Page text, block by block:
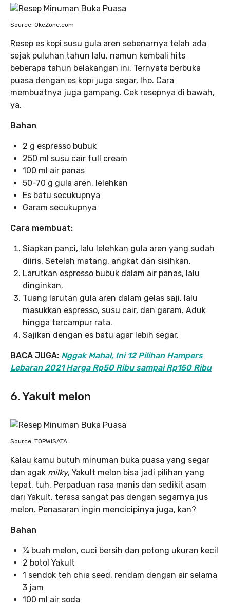
Source: OkeZone.com
Resep es kopi susu gula aren sebenarnya telah ada
sejak puluhan tahun lalu, namun kembali hits
beberapa tahun belakangan ini. Ternyata berbuka
puasa dengan es kopi juga segar, lho. Cara
membuatnya juga gampang. Cek resepnya di bawah,
ya.
Bahan
2 g espresso bubuk
250 ml susu cair full cream
100 ml air panas
50-70 g gula aren, lelehkan
Es batu secukupnya
Garam secukupnya
Cara membuat:
Siapkan panci, lalu lelehkan gula aren yang sudah
diiris. Setelah matang, angkat dan sisihkan.
Larutkan espresso bubuk dalam air panas, lalu
dinginkan.
Tuang larutan gula aren dalam gelas saji, lalu
masukkan espresso, susu cair, dan garam. Aduk
hingga tercampur rata.
Sajikan dengan es batu agar lebih segar.
BACA JUGA: Nggak Mahal, Ini 12 Pilihan Hampers
Lebaran 2021 Harga Rp50 Ribu sampai Rp150 Ribu
6. Yakult melon
Source: TOPWISATA
Kalau kamu butuh minuman buka puasa yang segar
dan agak milky, Yakult melon bisa jadi pilihan yang
tepat, tuh. Perpaduan rasa manis dan sedikit asam
dari Yakult, terasa sangat pas dengan segarnya jus
melon. Penasaran ingin mencicipinya juga, kan?
Bahan
¼ buah melon, cuci bersih dan potong ukuran kecil
2 botol Yakult
1 sendok teh chia seed, rendam dengan air selama
3 jam
100 ml air soda